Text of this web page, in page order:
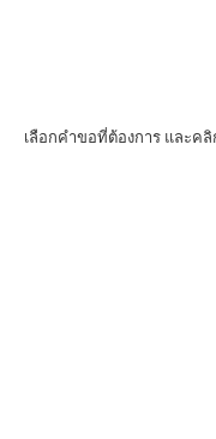
เลือกคำขอที่ต้องการ และค